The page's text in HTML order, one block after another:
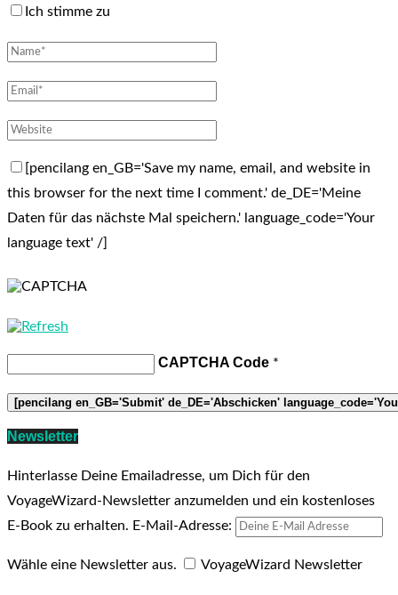
Ich stimme zu
[pencilang en_GB='Save my name, email, and website in
this browser for the next time I comment.' de_DE='Meine
Daten für das nächste Mal speichern.' language_code='Your
language text' /]
CAPTCHA Code *
Newsletter
Hinterlasse Deine Emailadresse, um Dich für den
VoyageWizard-Newsletter anzumelden und ein kostenloses
E-Book zu erhalten. E-Mail-Adresse:
Wähle eine Newsletter aus. VoyageWizard Newsletter